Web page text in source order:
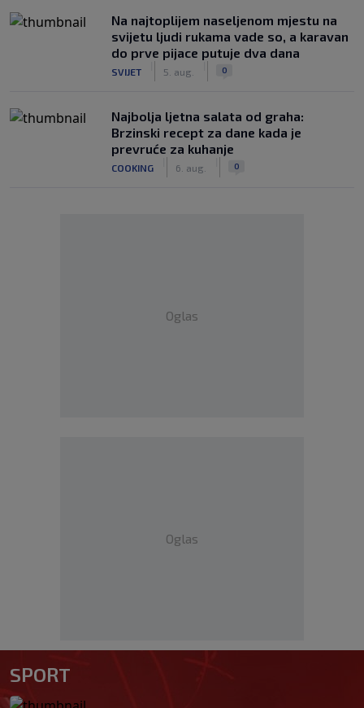
Na najtoplijem naseljenom mjestu na
svijetu ljudi rukama vade so, a karavan
do prve pijace putuje dva dana
SVIJET 5. aug. 0
Najbolja ljetna salata od graha:
Brzinski recept za dane kada je
prevruće za kuhanje
COOKING 6. aug. 0
Oglas
Oglas
SPORT